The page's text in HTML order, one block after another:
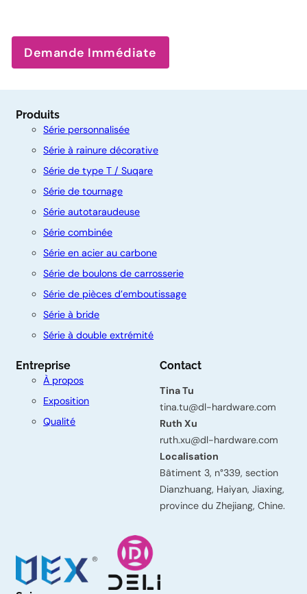
Demande Immédiate
Produits
Série personnalisée
Série à rainure décorative
Série de type T / Suqare
Série de tournage
Série autotaraudeuse
Série combinée
Série en acier au carbone
Série de boulons de carrosserie
Série de pièces d’emboutissage
Série à bride
Série à double extrémité
Entreprise
À propos
Exposition
Qualité
Contact
Tina Tu
tina.tu@dl-hardware.com
Ruth Xu
ruth.xu@dl-hardware.com
Localisation
Bâtiment 3, n°339, section
Dianzhuang, Haiyan, Jiaxing,
province du Zhejiang, Chine.